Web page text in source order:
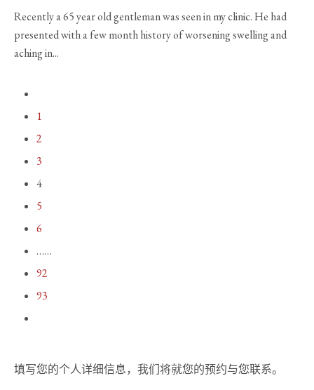
Recently a 65 year old gentleman was seen in my clinic. He had
presented with a few month history of worsening swelling and
aching in...
1
2
3
4
5
6
……
92
93
填写您的个人详细信息，我们将就您的预约与您联系。